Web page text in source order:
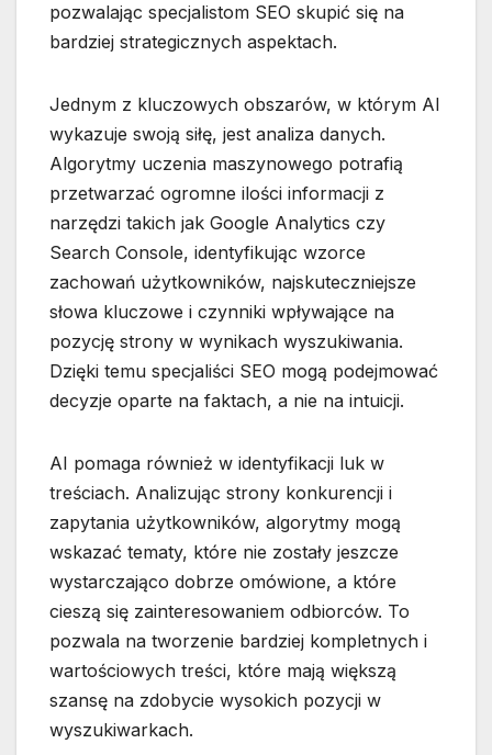
pozwalając specjalistom SEO skupić się na
bardziej strategicznych aspektach.
Jednym z kluczowych obszarów, w którym AI
wykazuje swoją siłę, jest analiza danych.
Algorytmy uczenia maszynowego potrafią
przetwarzać ogromne ilości informacji z
narzędzi takich jak Google Analytics czy
Search Console, identyfikując wzorce
zachowań użytkowników, najskuteczniejsze
słowa kluczowe i czynniki wpływające na
pozycję strony w wynikach wyszukiwania.
Dzięki temu specjaliści SEO mogą podejmować
decyzje oparte na faktach, a nie na intuicji.
AI pomaga również w identyfikacji luk w
treściach. Analizując strony konkurencji i
zapytania użytkowników, algorytmy mogą
wskazać tematy, które nie zostały jeszcze
wystarczająco dobrze omówione, a które
cieszą się zainteresowaniem odbiorców. To
pozwala na tworzenie bardziej kompletnych i
wartościowych treści, które mają większą
szansę na zdobycie wysokich pozycji w
wyszukiwarkach.